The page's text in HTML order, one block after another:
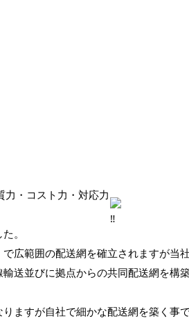
・コスト力・対応力
。
広範囲の配送網を確立されますが当
送並びに拠点からの共同配送網を構
ますが自社で細かな配送網を築く事